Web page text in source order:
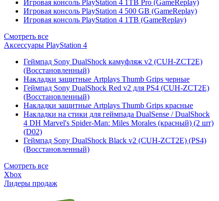
Игровая консоль PlayStation 4 1TB Pro (GameReplay)
Игровая консоль PlayStation 4 500 GB (GameReplay)
Игровая консоль PlayStation 4 1TB (GameReplay)
Смотреть все
Аксессуары PlayStation 4
Геймпад Sony DualShock камуфляж v2 (CUH-ZCT2E)
(Восстановленный)
Накладки защитные Artplays Thumb Grips черные
Геймпад Sony DualShock Red v2 для PS4 (CUH-ZCT2E)
(Восстановленный)
Накладки защитные Artplays Thumb Grips красные
Накладки на стики для геймпада DualSense / DualShock
4 DH Marvel's Spider-Man: Miles Morales (красный) (2 шт)
(D02)
Геймпад Sony DualShock Black v2 (CUH-ZCT2E) (PS4)
(Восстановленный)
Смотреть все
Xbox
Лидеры продаж